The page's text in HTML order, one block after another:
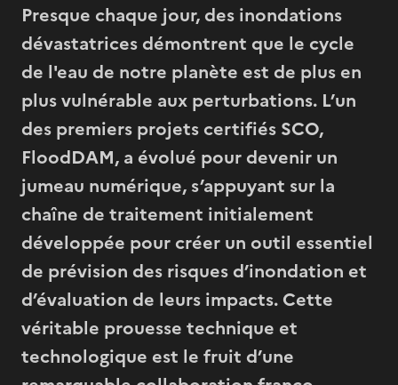
Presque chaque jour, des inondations
dévastatrices démontrent que le cycle
de l'eau de notre planète est de plus en
plus vulnérable aux perturbations. L’un
des premiers projets certifiés SCO,
FloodDAM, a évolué pour devenir un
jumeau numérique, s’appuyant sur la
chaîne de traitement initialement
développée pour créer un outil essentiel
de prévision des risques d’inondation et
d’évaluation de leurs impacts. Cette
véritable prouesse technique et
technologique est le fruit d’une